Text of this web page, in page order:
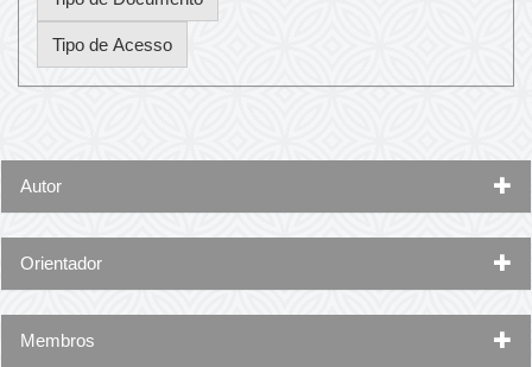
Autor
Orientador
Membros